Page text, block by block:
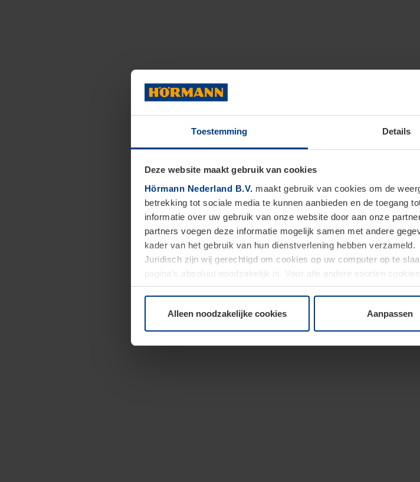
Toestemming Details
Deze website maakt gebruik van cookies
Hörmann Nederland B.V. maakt gebruik van cookies om de
betrekking tot sociale media te kunnen aanbieden en de toegang
informatie over uw gebruik van onze website door aan onze
partners voegen deze informatie mogelijk samen met andere
kader van het gebruik van hun dienstverlening hebben verzameld.
Juridisch zijn wij gerechtigd om cookies op uw computer op te
pagina's absoluut noodzakelijk is. Voor alle andere soorten
elk moment bij de uitleg van de cookies op pagina
Alleen noodzakelijke cookies Aanpassen